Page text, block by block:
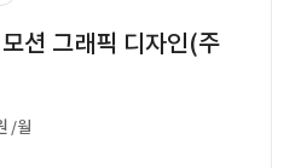
션 그래픽 디자인(주
/월